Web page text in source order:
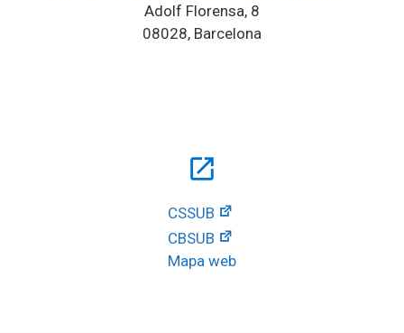
Adolf Florensa, 8
08028, Barcelona
open_in_new
CSSUB
CBSUB
Mapa web